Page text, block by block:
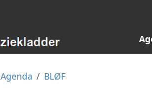
Agenda BLØF